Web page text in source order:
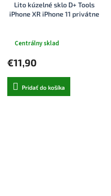
Lito kúzelné sklo D+ Tools
iPhone XR iPhone 11 privátne
Centrálny sklad
€11,90
Pridať do košíka